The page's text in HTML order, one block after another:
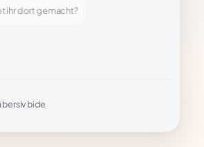
ihr dort gemacht?
bersiv bide